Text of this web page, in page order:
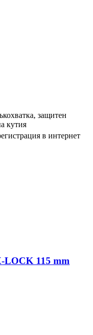
защитен
кутия
в интернет
LOCK 115 mm